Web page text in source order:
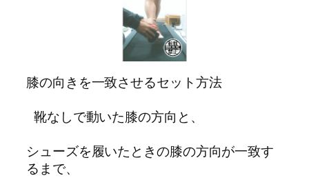
膝の向きを一致させるセット方法
靴なしで動いた膝の方向と、
シューズを履いたときの膝の方向が一致す
るまで、